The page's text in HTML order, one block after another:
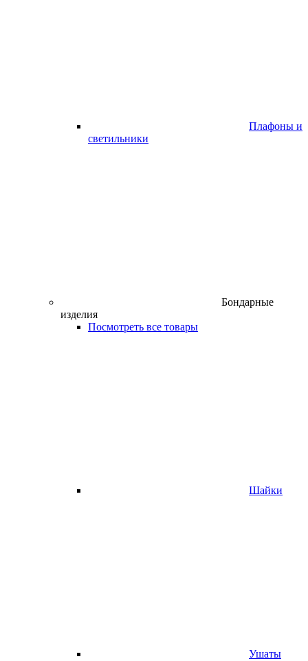
Плафоны и
светильники
Бондарные
изделия
Посмотреть все товары
Шайки
Ушаты